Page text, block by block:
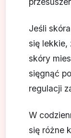
Jeśli
się lekkie,
skóry
sięgnąć
regulacji
W
się różne